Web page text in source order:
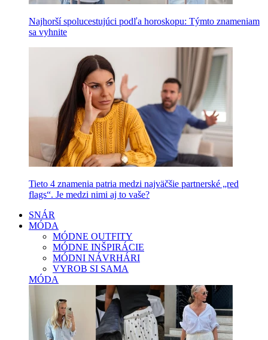
Najhorší spolucestujúci podľa horoskopu: Týmto znameniam
sa vyhnite
Tieto 4 znamenia patria medzi najväčšie partnerské „red
flags“. Je medzi nimi aj to vaše?
SNÁR
MÓDA
MÓDNE OUTFITY
MÓDNE INŠPIRÁCIE
MÓDNI NÁVRHÁRI
VYROB SI SAMA
MÓDA